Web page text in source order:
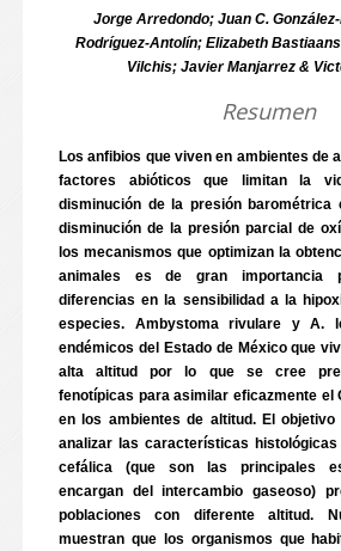
Jorge Arredondo; Juan C.
Rodríguez-Antolín; Elizabeth
Vilchis; Javier Manjarrez &
Resumen
Los anfibios que viven en ambientes de
factores abióticos que limitan la
disminución de la presión barométrica
disminución de la presión parcial de
los mecanismos que optimizan la
animales es de gran importancia
diferencias en la sensibilidad a la
especies. Ambystoma rivulare y A.
endémicos del Estado de México que
alta altitud por lo que se cree
fenotípicas para asimilar eficazmente el
en los ambientes de altitud. El
analizar las características histológicas
cefálica (que son las principales
encargan del intercambio gaseoso)
poblaciones con diferente altitud.
muestran que los organismos que